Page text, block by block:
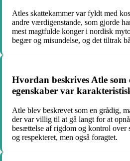
Atles skattekammer var fyldt med
andre værdigenstande, som gjorde
mest magtfulde konger i nordisk
begær og misundelse, og det tiltrak
Hvordan beskrives Atle som
egenskaber var
Atle blev beskrevet som en grådig,
der var villig til at gå langt for at
besættelse af rigdom og kontrol over
og respekteret, men også foragtet.